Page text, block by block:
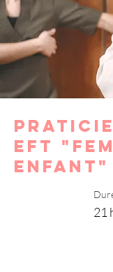
EFT
Enfant"
21